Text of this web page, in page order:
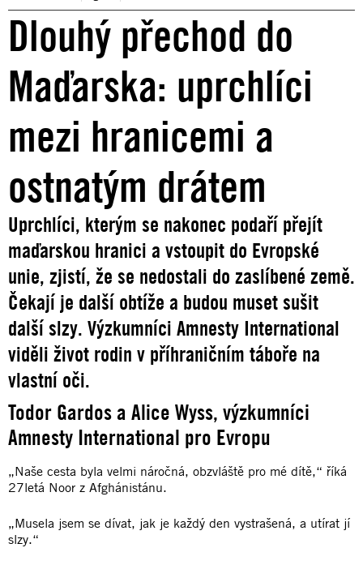
Dlouhý přechod do
Maďarska: uprchlíci
mezi hranicemi a
ostnatým drátem
Uprchlíci, kterým se nakonec podaří přejít
maďarskou hranici a vstoupit do Evropské
unie, zjistí, že se nedostali do zaslíbené země.
Čekají je další obtíže a budou muset sušit
další slzy. Výzkumníci Amnesty International
viděli život rodin v příhraničním táboře na
vlastní oči.
Todor Gardos a Alice Wyss, výzkumníci
Amnesty International pro Evropu
„Naše cesta byla velmi náročná, obzvláště pro mé dítě,“ říká
27letá Noor z Afghánistánu.
„Musela jsem se dívat, jak je každý den vystrašená, a utírat jí
slzy.“